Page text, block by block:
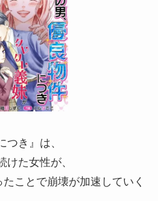
つき』は、
けた女性が、
たことで崩壊が加速していく